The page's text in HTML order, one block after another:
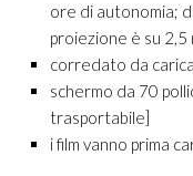
ore di autonomia;
proiezione è su
corredato da
schermo da 70
trasportabile]
i film vanno prima